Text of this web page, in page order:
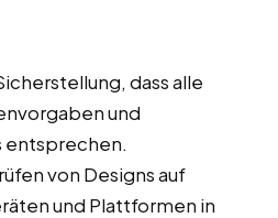
dass alle
und
entsprechen.
von Designs auf
und Plattformen in